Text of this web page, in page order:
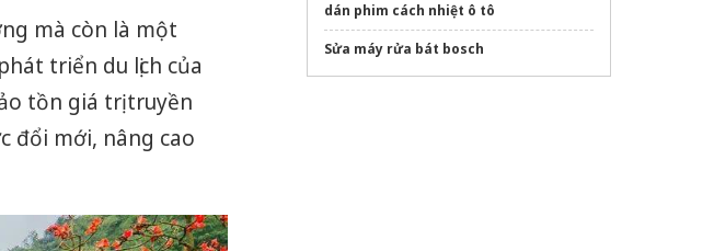
mà còn là một
triển du lịch của
tồn giá trị truyền
đổi mới, nâng cao
dán phim cách nhiệt ô tô
Sửa máy rửa bát bosch